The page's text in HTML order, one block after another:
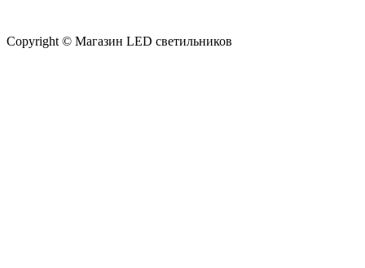
Copyright © Магазин LED светильников